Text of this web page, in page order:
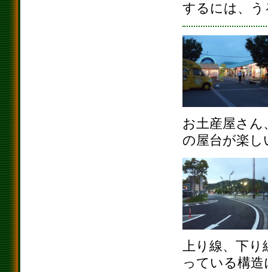
するには、
お土産屋さん
の屋台が楽し
上り線、下り
っている構